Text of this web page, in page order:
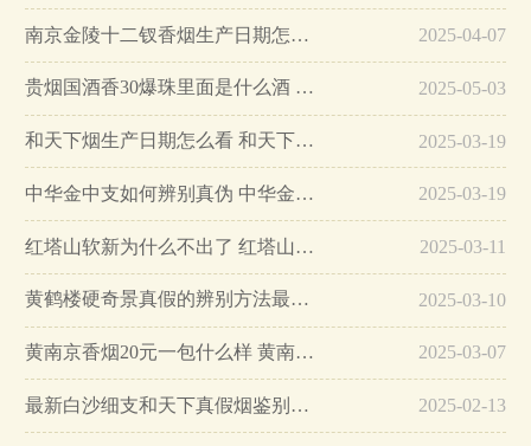
南京金陵十二钗香烟生产日期怎么看 南京金陵十二钗香烟保质期… 2025-04-07
贵烟国酒香30爆珠里面是什么酒 贵烟国酒香30怎么辨别真假… 2025-05-03
和天下烟生产日期怎么看 和天下烟真假辨别方法六个方面… 2025-03-19
中华金中支如何辨别真伪 中华金中支真假烟鉴别方法… 2025-03-19
红塔山软新为什么不出了 红塔山软新烟停售原因详解… 2025-03-11
黄鹤楼硬奇景真假的辨别方法最简单版… 2025-03-10
黄南京香烟20元一包什么样 黄南京香烟真假鉴别… 2025-03-07
最新白沙细支和天下真假烟鉴别指南… 2025-02-13